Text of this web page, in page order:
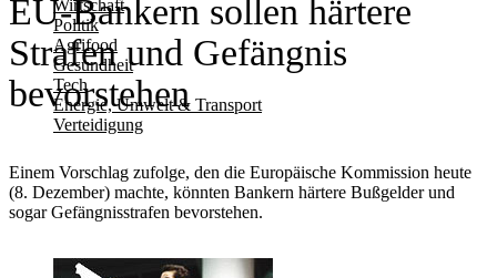
Wirtschaft
Politik
Agrifood
Gesundheit
Tech
Energie, Umwelt & Transport
Verteidigung
EU-Bankern sollen härtere
Strafen und Gefängnis
bevorstehen
Einem Vorschlag zufolge, den die Europäische Kommission heute
(8. Dezember) machte, könnten Bankern härtere Bußgelder und
sogar Gefängnisstrafen bevorstehen.